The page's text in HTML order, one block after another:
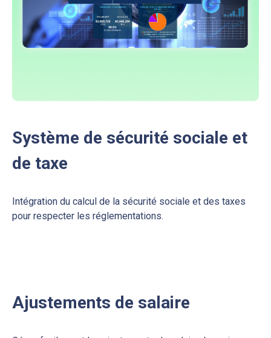
Système de sécurité sociale et
de taxe
Intégration du calcul de la sécurité sociale et des taxes
pour respecter les réglementations.